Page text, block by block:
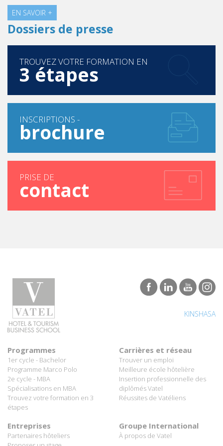
Dossiers de presse
TROUVEZ VOTRE FORMATION EN
3 étapes
INSCRIPTIONS -
brochure
PRISE DE
contact
KINSHASA
Programmes
1er cycle - Bachelor
Programme Marco Polo
2e cycle - MBA
Spécialisations en MBA
Trouvez votre formation en 3
étapes
Carrières et réseau
Trouver un emploi
Meilleure école hôtelière
Insertion professionnelle des
diplômés Vatel
Réussites de Vatéliens
Entreprises
Partenaires hôteliers
Groupe International
À propos de Vatel